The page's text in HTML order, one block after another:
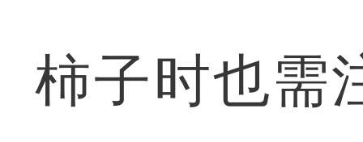
柿子时也需